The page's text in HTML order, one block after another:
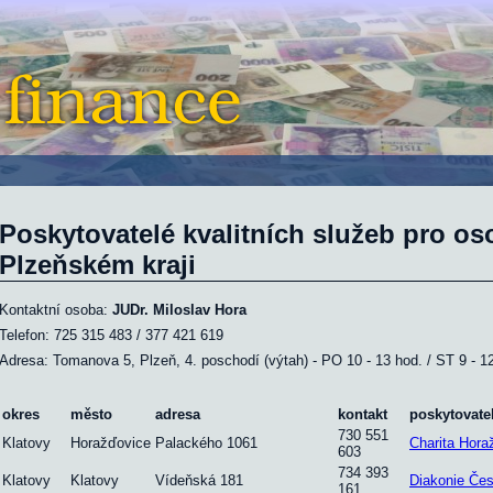
Poskytovatelé kvalitních služeb pro
Plzeňském kraji
Kontaktní osoba: JUDr. Miloslav Hora
Telefon: 725 315 483 / 377 421 619
Adresa: Tomanova 5, Plzeň, 4. poschodí (výtah) - PO 10 - 13 hod. / ST 9 -
okres město adresa kontakt
Klatovy
Horažďovice Palackého 1061
730 551
603
Charita
Klatovy Klatovy Vídeňská 181
734 393
161
Diakonie